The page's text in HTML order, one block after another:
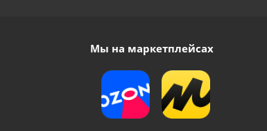
Мы на маркетплейсах